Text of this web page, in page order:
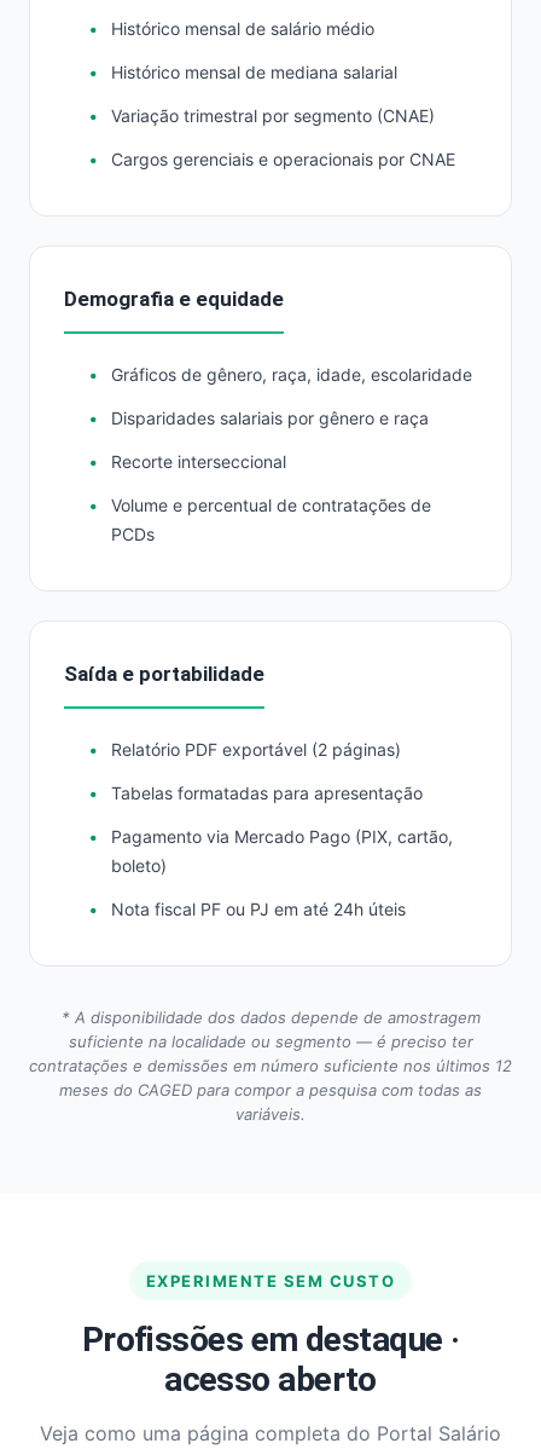
Histórico mensal de salário médio
Histórico mensal de mediana salarial
Variação trimestral por segmento (CNAE)
Cargos gerenciais e operacionais por CNAE
Demografia e equidade
Gráficos de gênero, raça, idade, escolaridade
Disparidades salariais por gênero e raça
Recorte interseccional
Volume e percentual de contratações de
PCDs
Saída e portabilidade
Relatório PDF exportável (2 páginas)
Tabelas formatadas para apresentação
Pagamento via Mercado Pago (PIX, cartão,
boleto)
Nota fiscal PF ou PJ em até 24h úteis
* A disponibilidade dos dados depende de amostragem
suficiente na localidade ou segmento — é preciso ter
contratações e demissões em número suficiente nos últimos 12
meses do CAGED para compor a pesquisa com todas as
variáveis.
EXPERIMENTE SEM CUSTO
Profissões em destaque ·
acesso aberto
Veja como uma página completa do Portal Salário